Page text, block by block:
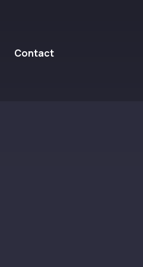
Contact